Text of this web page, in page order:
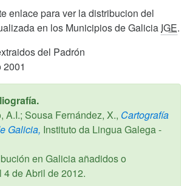
enlace para ver la distribucion del
en los Municipios de Galicia IGE.
del Padrón
A.I.; Sousa Fernández, X., Cartografía
Galicia, Instituto da Lingua Galega -
en Galicia añadidos o
4 de Abril de 2012.